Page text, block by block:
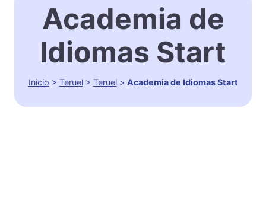
Academia de
Idiomas Start
Inicio > Teruel> Teruel> Academia de Idiomas Start